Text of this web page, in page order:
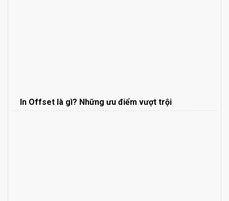
In Offset là gì? Những ưu điểm vượt trội